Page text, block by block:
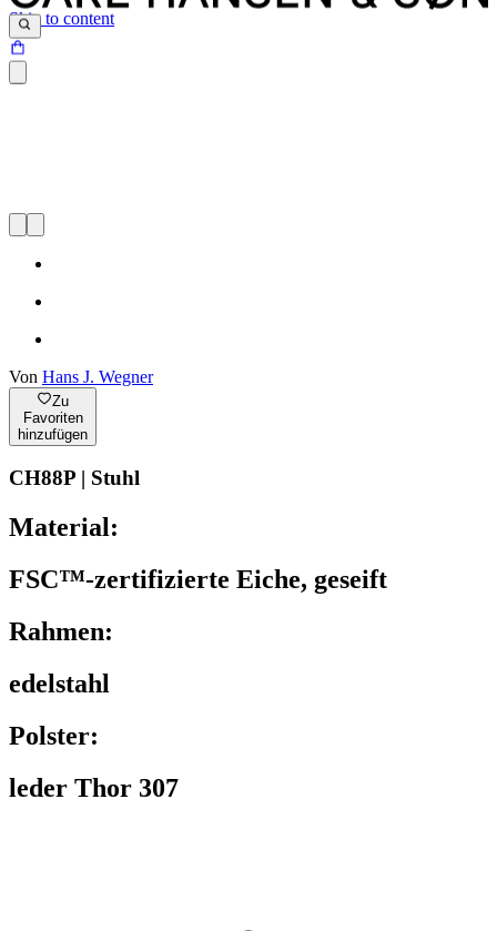
Skip to content
Von Hans J. Wegner
Zu
Favoriten
hinzufügen
CH88P | Stuhl
Material:
FSC™-zertifizierte Eiche, geseift
Rahmen:
edelstahl
Polster:
leder Thor 307